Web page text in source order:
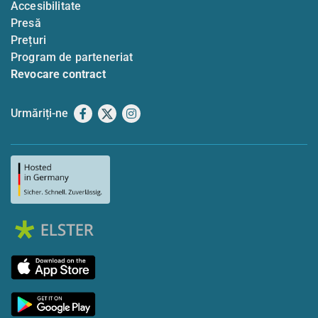
Accesibilitate
Presă
Prețuri
Program de parteneriat
Revocare contract
Urmăriți-ne Facebook
X Instagram